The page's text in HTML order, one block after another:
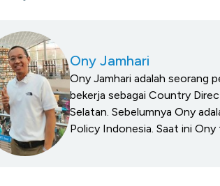
Ony Jamhari
Ony Jamhari adalah seorang
bekerja sebagai Country
Selatan. Sebelumnya Ony
Policy Indonesia. Saat ini Ony